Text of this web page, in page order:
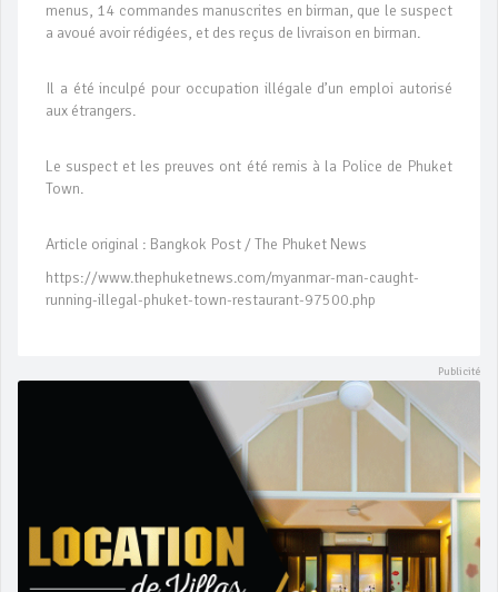
menus, 14 commandes manuscrites en birman, que le suspect
a avoué avoir rédigées, et des reçus de livraison en birman.
Il a été inculpé pour occupation illégale d’un emploi autorisé
aux étrangers.
Le suspect et les preuves ont été remis à la Police de Phuket
Town.
Article original : Bangkok Post / The Phuket News
https://www.thephuketnews.com/myanmar-man-caught-
running-illegal-phuket-town-restaurant-97500.php